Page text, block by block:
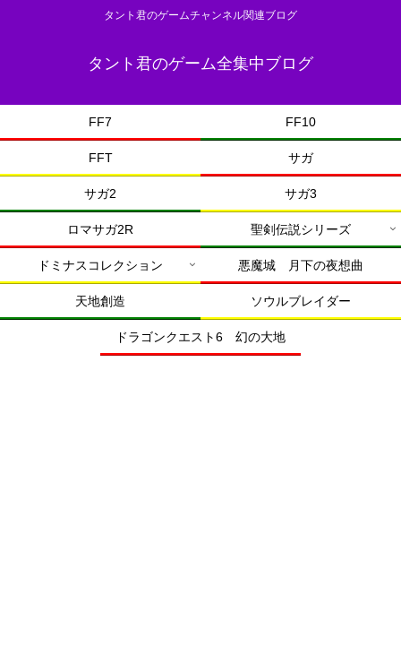
タント君のゲームチャンネル関連ブログ
タント君のゲーム全集中ブログ
FF7 FF10
FFT サガ
サガ2 サガ3
ロマサガ2R 聖剣伝説シリーズ
ドミナスコレクション 悪魔城 月下の夜想曲
天地創造 ソウルブレイダー
ドラゴンクエスト6 幻の大地